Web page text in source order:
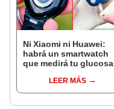
Ni Xiaomi ni Huawei:
habrá un smartwatch
que medirá tu glucosa
pinchazoLEER MÁS